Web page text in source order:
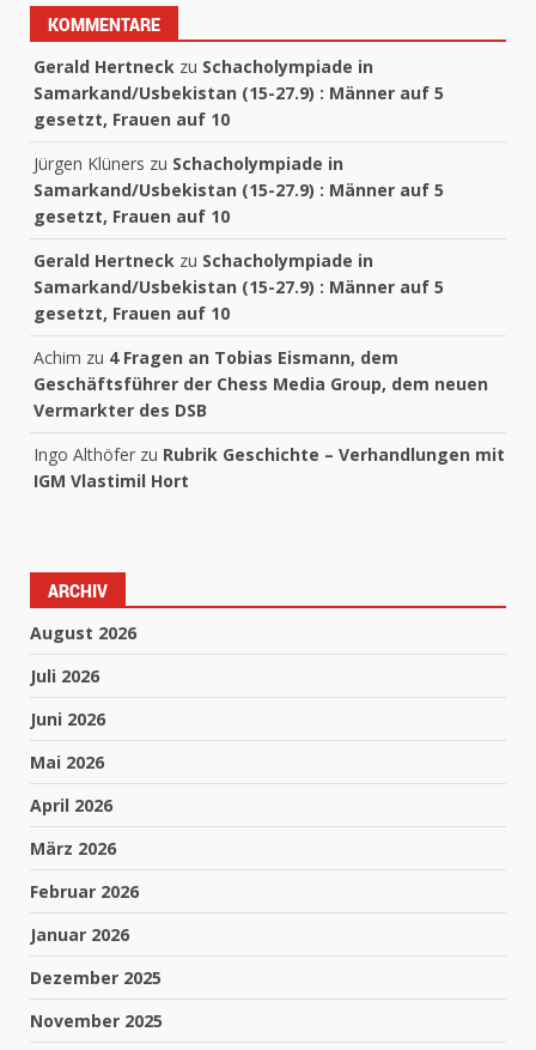
KOMMENTARE
Gerald Hertneck zu Schacholympiade in
Samarkand/Usbekistan (15-27.9) : Männer auf 5
gesetzt, Frauen auf 10
Jürgen Klüners zu Schacholympiade in
Samarkand/Usbekistan (15-27.9) : Männer auf 5
gesetzt, Frauen auf 10
Gerald Hertneck zu Schacholympiade in
Samarkand/Usbekistan (15-27.9) : Männer auf 5
gesetzt, Frauen auf 10
Achim zu 4 Fragen an Tobias Eismann, dem
Geschäftsführer der Chess Media Group, dem neuen
Vermarkter des DSB
Ingo Althöfer zu Rubrik Geschichte – Verhandlungen mit
IGM Vlastimil Hort
ARCHIV
August 2026
Juli 2026
Juni 2026
Mai 2026
April 2026
März 2026
Februar 2026
Januar 2026
Dezember 2025
November 2025